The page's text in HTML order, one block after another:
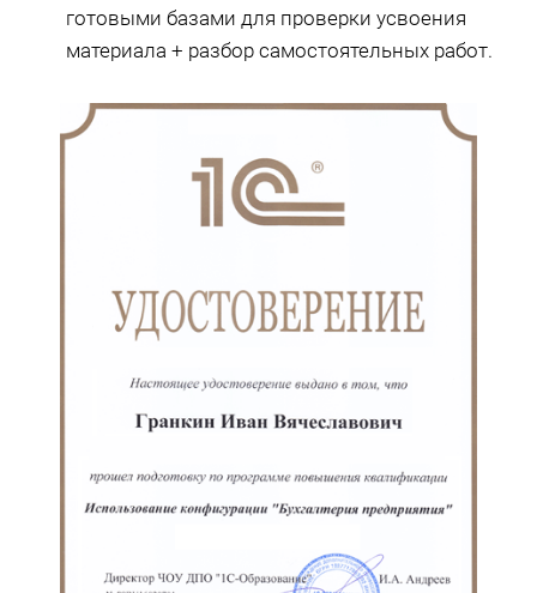
готовыми базами для проверки усвоения
материала + разбор самостоятельных работ.